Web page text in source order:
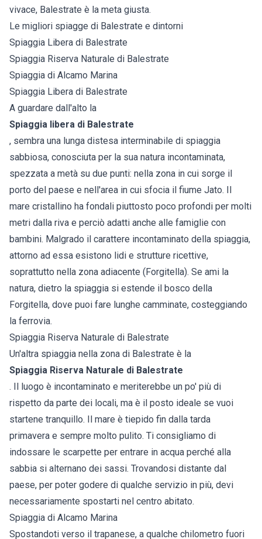
vivace, Balestrate è la meta giusta.
Le migliori spiagge di Balestrate e dintorni
Spiaggia Libera di Balestrate
Spiaggia Riserva Naturale di Balestrate
Spiaggia di Alcamo Marina
Spiaggia Libera di Balestrate
A guardare dall'alto la
Spiaggia libera di Balestrate
, sembra una lunga distesa interminabile di spiaggia
sabbiosa, conosciuta per la sua natura incontaminata,
spezzata a metà su due punti: nella zona in cui sorge il
porto del paese e nell'area in cui sfocia il fiume Jato. Il
mare cristallino ha fondali piuttosto poco profondi per molti
metri dalla riva e perciò adatti anche alle famiglie con
bambini. Malgrado il carattere incontaminato della spiaggia,
attorno ad essa esistono lidi e strutture ricettive,
soprattutto nella zona adiacente (Forgitella). Se ami la
natura, dietro la spiaggia si estende il bosco della
Forgitella, dove puoi fare lunghe camminate, costeggiando
la ferrovia.
Spiaggia Riserva Naturale di Balestrate
Un'altra spiaggia nella zona di Balestrate è la
Spiaggia Riserva Naturale di Balestrate
. Il luogo è incontaminato e meriterebbe un po' più di
rispetto da parte dei locali, ma è il posto ideale se vuoi
startene tranquillo. Il mare è tiepido fin dalla tarda
primavera e sempre molto pulito. Ti consigliamo di
indossare le scarpette per entrare in acqua perché alla
sabbia si alternano dei sassi. Trovandosi distante dal
paese, per poter godere di qualche servizio in più, devi
necessariamente spostarti nel centro abitato.
Spiaggia di Alcamo Marina
Spostandoti verso il trapanese, a qualche chilometro fuori